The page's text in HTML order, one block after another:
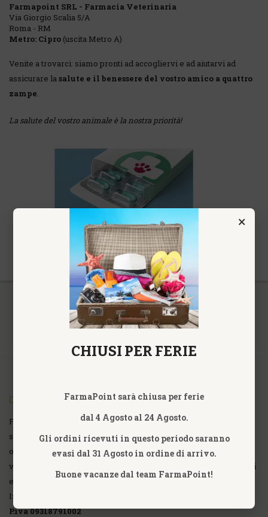
Farmapoint SRL - Farmacia Veterinaria
Via Giorgio Scalia 5/A
Roma - RM
Metro: Cipro (uscita Metro A)
Venite a trovarci: siamo pronti ad accogliervi e ad aiutarvi ad
assicurare lasalute e il benessere del vostro amico a quattro
zampe.
La salute del vostro animale è la nostra priorità!
CHI SIAMO
FarmaPoint Farmacia Omeopatica Online fondata nell'anno 2007,
specializzata nella commercializzazione al dettaglio, vendita
online di prodotti Omeopatici, Omotossicologici, Farmaci ad uso
veterinario, Sat Terapia, Fitoterapia, Fiori di Bach, Fiori Australiani
e Californiani, Nutripuntura, Prodotti Ayurvedici, Erboristici ed
Integratori Alimentari di tutte le Aziende.
P.iva 09318791002
×
CHIUSI PER FERIE
FarmaPoint sarà chiusa per ferie
dal 4 Agosto al 24 Agosto.
Gli ordini ricevuti in questo periodo saranno
evasi dal 31 Agosto in ordine di arrivo.
Buone vacanze dal team FarmaPoint!